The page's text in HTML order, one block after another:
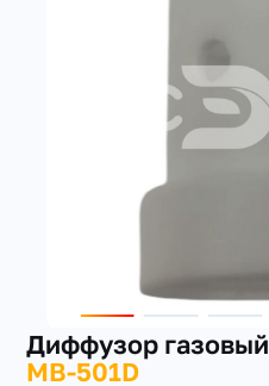
+7(351) 223-98-74
Диффузор газовый
MB-501D